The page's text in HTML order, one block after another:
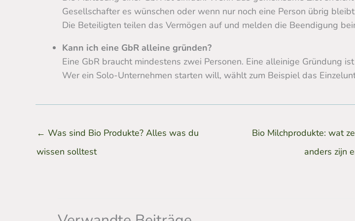
Gesellschafter es wünschen oder wenn nur noch eine Person übrig
Die Beteiligten teilen das Vermögen auf und melden die Beendigung
Kann ich eine GbR alleine gründen?
Eine GbR braucht mindestens zwei Personen. Eine alleinige Gründung
Wer ein Solo-Unternehmen starten will, wählt zum Beispiel das
← Was sind Bio Produkte? Alles was du
wissen solltest
Bio Milchprodukte: wat
anders zijn